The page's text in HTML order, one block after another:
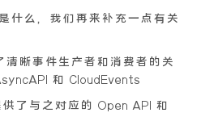
什么，我们再来补充一点有关
晰事件生产者和消费者的关
和 CloudEvents
了与之对应的 Open API 和